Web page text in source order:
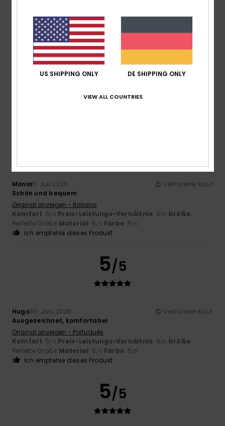
Größe
Zu klein Zu groß
Material
Monia5. Juli 2026
Verifizierter Kauf
Schön und bequem
Original anzeigen - Italiano
Komfort: 5/5 Preis-Leistungs-Verhältnis: 5/5 Größe:
Perfekte Größe Material: 5/5 Farbe: 5/5
Ich empfehle dieses Produkt
5/5
Hugo30. Juni 2026
Verifizierter Kauf
Ausgezeichnet, komfortabel
Original anzeigen - Português
Komfort: 5/5 Preis-Leistungs-Verhältnis: 4/5 Größe:
Perfekte Größe Material: 5/5 Farbe: 5/5
Ich empfehle dieses Produkt
5/5
US SHIPPING ONLY DE SHIPPING ONLY
VIEW ALL COUNTRIES